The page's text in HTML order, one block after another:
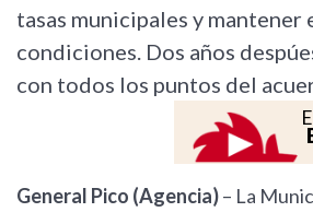
tasas municipales y mantener
condiciones. Dos años
con todos los puntos del
General Pico (Agencia)– La